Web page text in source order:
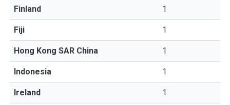
Finland 1
Fiji 1
Hong Kong SAR China 1
Indonesia 1
Ireland 1